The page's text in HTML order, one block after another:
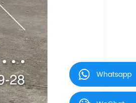
Whatsapp